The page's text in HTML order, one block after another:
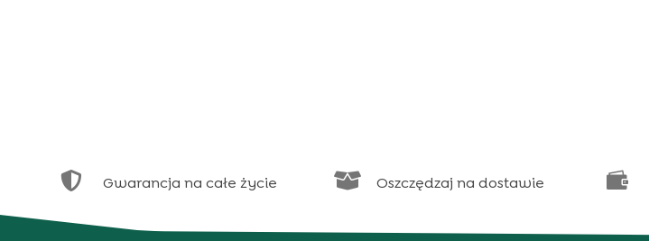
 Gwarancja na całe życie  Oszczędzaj na dostawie 